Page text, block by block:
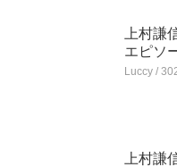
上村謙
エピソ
Luccy /
上村謙